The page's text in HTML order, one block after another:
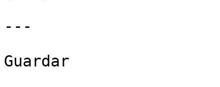
---
Guardar